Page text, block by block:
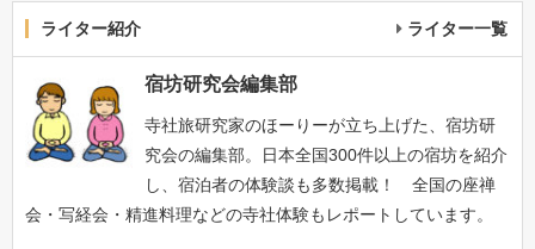
ライター紹介 ライター一覧
宿坊研究会編集部
寺社旅研究家のほーりーが立ち上げた、宿坊研
究会の編集部。日本全国300件以上の宿坊を紹介
し、宿泊者の体験談も多数掲載！ 全国の座禅
会・写経会・精進料理などの寺社体験もレポートしています。